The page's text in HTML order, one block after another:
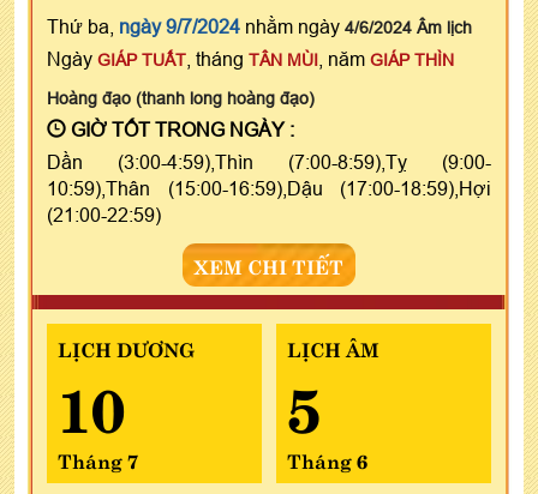
Thứ ba, ngày 9/7/2024 nhằm ngày 4/6/2024 Âm lịch
Ngày GIÁP TUẤT , tháng TÂN MÙI , năm GIÁP THÌN
Hoàng đạo (thanh long hoàng đạo)
GIỜ TỐT TRONG NGÀY :
Dần (3:00-4:59),Thìn (7:00-8:59),Tỵ (9:00-
10:59),Thân (15:00-16:59),Dậu (17:00-18:59),Hợi
(21:00-22:59)
XEM CHI TIẾT
LỊCH DƯƠNG
10
Tháng 7
LỊCH ÂM
5
Tháng 6